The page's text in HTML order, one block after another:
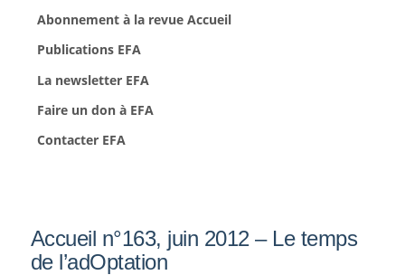
Abonnement à la revue Accueil
Publications EFA
La newsletter EFA
Faire un don à EFA
Contacter EFA
Accueil n°163, juin 2012 – Le temps
de l’adOptation